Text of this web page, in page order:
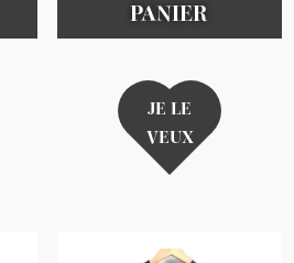
PANIER
JE LE
VEUX